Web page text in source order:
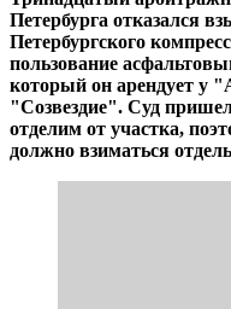
Петербурга отказался
Петербургского
пользование
который он арендует у
"Созвездие". Суд
отделим от участка,
должно взиматься